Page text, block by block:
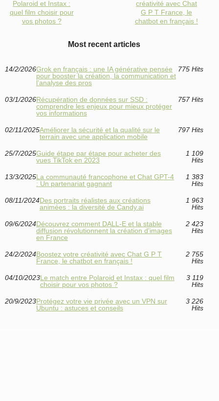
Polaroid et Instax :
quel film choisir pour
vos photos ?
créativité avec Chat
G P T France, le
chatbot en français !
Most recent articles
14/2/2026Grok en français : une IA générative pensée
pour booster la création, la communication et
l’analyse des pros
775 Hits
03/1/2026Récupération de données sur SSD :
comprendre les enjeux pour mieux protéger
vos informations
757 Hits
02/11/2025Améliorer la sécurité et la qualité sur le
terrain avec une application mobile
797 Hits
25/7/2025Guide étape par étape pour acheter des
vues TikTok en 2023
1 109
Hits
13/3/2025La communauté francophone et Chat GPT-4
: Un partenariat gagnant
1 383
Hits
08/11/2024Des portraits réalistes aux créations
animées : la diversité de Candy.ai
1 963
Hits
09/6/2024Découvrez comment DALL-E et la stable
diffusion révolutionnent la création d'images
en France
2 423
Hits
24/2/2024Boostez votre créativité avec Chat G P T
France, le chatbot en français !
2 755
Hits
04/10/2023Le match entre Polaroid et Instax : quel film
choisir pour vos photos ?
3 119
Hits
20/9/2023Protégez votre vie privée avec un VPN sur
Ubuntu : astuces et conseils
3 226
Hits